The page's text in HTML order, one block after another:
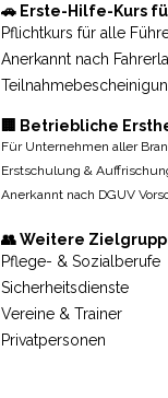
🚗 Erste-Hilfe-Kurs
Pflichtkurs für alle
Anerkannt nach
🏢 Betriebliche
Für Unternehmen aller
Erstschulung &
Anerkannt nach DGUV
👥 Weitere
Pflege- & Sozialberufe
Sicherheitsdienste
Vereine & Trainer
Privatpersonen